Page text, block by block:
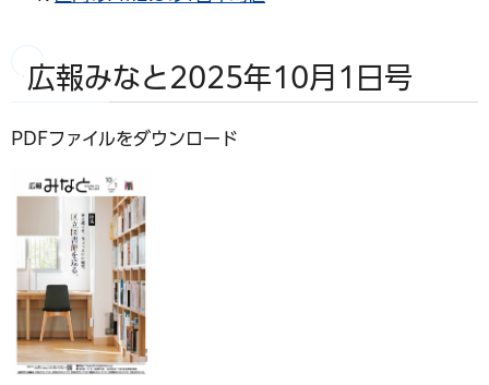
広報みなと2025年10月1日号
PDFファイルをダウンロード